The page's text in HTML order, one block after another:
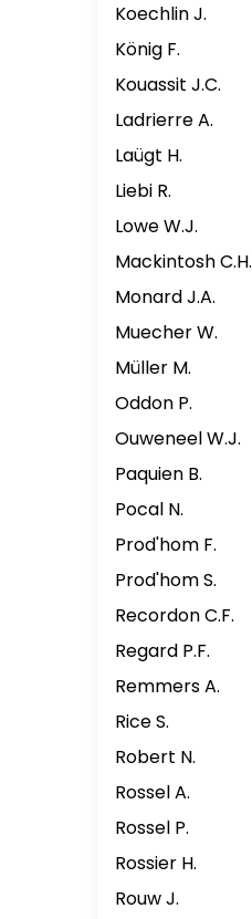
Koechlin J.
König F.
Kouassit J.C.
Ladrierre A.
Laügt H.
Liebi R.
Lowe W.J.
Mackintosh C.H.
Monard J.A.
Muecher W.
Müller M.
Oddon P.
Ouweneel W.J.
Paquien B.
Pocal N.
Prod'hom F.
Prod'hom S.
Recordon C.F.
Regard P.F.
Remmers A.
Rice S.
Robert N.
Rossel A.
Rossel P.
Rossier H.
Rouw J.